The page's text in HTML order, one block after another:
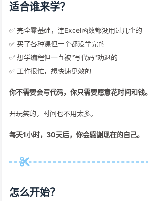
适合谁来学？
✅ 完全零基础，连Excel函数都没用过几个的
✅ 买了各种课但一个都没学完的
✅ 想学编程但一直被"写代码"劝退的
✅ 工作很忙，想快速见效的
你不需要会写代码，你只需要愿意花时间和钱。
开玩笑的，时间也不用太多。
每天1小时，30天后，你会感谢现在的自己。
怎么开始？